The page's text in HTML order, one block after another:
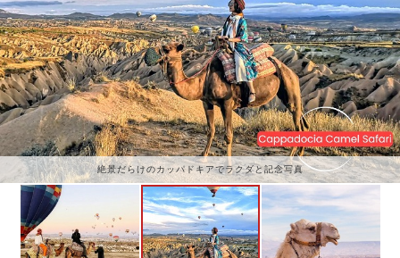
絶景だらけのカッパドキアでラクダと記念写真